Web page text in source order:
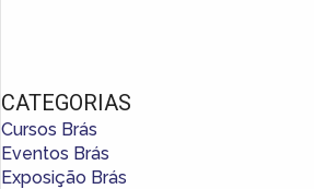
CATEGORIAS
Cursos Brás
Eventos Brás
Exposição Brás